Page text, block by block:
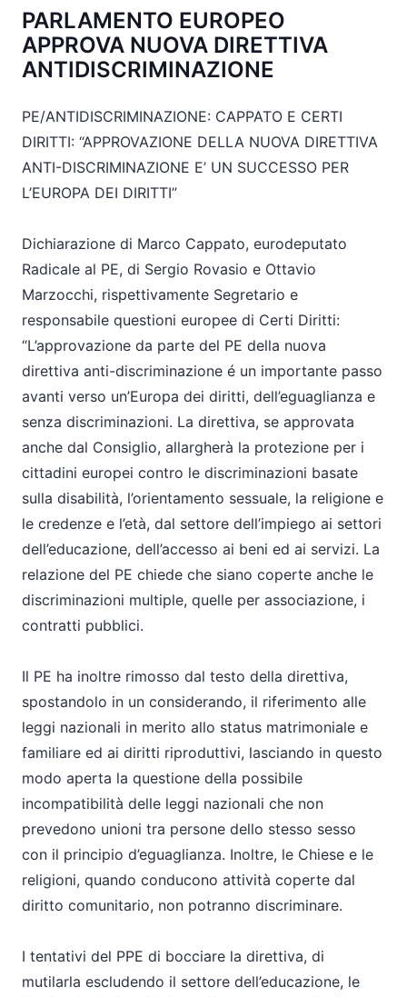
PARLAMENTO EUROPEO
APPROVA NUOVA DIRETTIVA
ANTIDISCRIMINAZIONE
PE/ANTIDISCRIMINAZIONE: CAPPATO E CERTI
DIRITTI: “APPROVAZIONE DELLA NUOVA DIRETTIVA
ANTI-DISCRIMINAZIONE E’ UN SUCCESSO PER
L’EUROPA DEI DIRITTI”
Dichiarazione di Marco Cappato, eurodeputato
Radicale al PE, di Sergio Rovasio e Ottavio
Marzocchi, rispettivamente Segretario e
responsabile questioni europee di Certi Diritti:
“L’approvazione da parte del PE della nuova
direttiva anti-discriminazione é un importante passo
avanti verso un’Europa dei diritti, dell’eguaglianza e
senza discriminazioni. La direttiva, se approvata
anche dal Consiglio, allargherà la protezione per i
cittadini europei contro le discriminazioni basate
sulla disabilità, l’orientamento sessuale, la religione e
le credenze e l’età, dal settore dell’impiego ai settori
dell’educazione, dell’accesso ai beni ed ai servizi. La
relazione del PE chiede che siano coperte anche le
discriminazioni multiple, quelle per associazione, i
contratti pubblici.
Il PE ha inoltre rimosso dal testo della direttiva,
spostandolo in un considerando, il riferimento alle
leggi nazionali in merito allo status matrimoniale e
familiare ed ai diritti riproduttivi, lasciando in questo
modo aperta la questione della possibile
incompatibilità delle leggi nazionali che non
prevedono unioni tra persone dello stesso sesso
con il principio d’eguaglianza. Inoltre, le Chiese e le
religioni, quando conducono attività coperte dal
diritto comunitario, non potranno discriminare.
I tentativi del PPE di bocciare la direttiva, di
mutilarla escludendo il settore dell’educazione, le